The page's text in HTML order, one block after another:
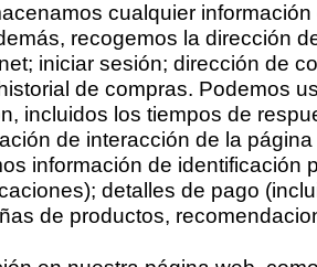
cualquier
recogemos la dirección
iniciar sesión; dirección de
de compras. Podemos
incluidos los tiempos de
de interacción de la
información de identificación
detalles de pago
de productos,